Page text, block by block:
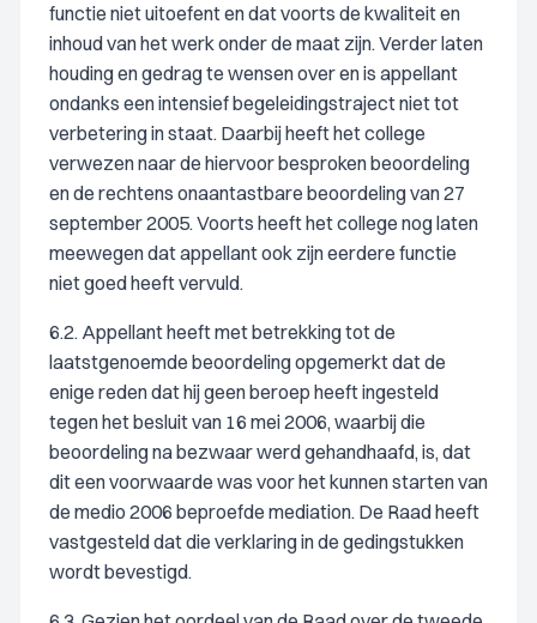
functie niet uitoefent en dat voorts de kwaliteit en
inhoud van het werk onder de maat zijn. Verder laten
houding en gedrag te wensen over en is appellant
ondanks een intensief begeleidingstraject niet tot
verbetering in staat. Daarbij heeft het college
verwezen naar de hiervoor besproken beoordeling
en de rechtens onaantastbare beoordeling van 27
september 2005. Voorts heeft het college nog laten
meewegen dat appellant ook zijn eerdere functie
niet goed heeft vervuld.
6.2. Appellant heeft met betrekking tot de
laatstgenoemde beoordeling opgemerkt dat de
enige reden dat hij geen beroep heeft ingesteld
tegen het besluit van 16 mei 2006, waarbij die
beoordeling na bezwaar werd gehandhaafd, is, dat
dit een voorwaarde was voor het kunnen starten van
de medio 2006 beproefde mediation. De Raad heeft
vastgesteld dat die verklaring in de gedingstukken
wordt bevestigd.